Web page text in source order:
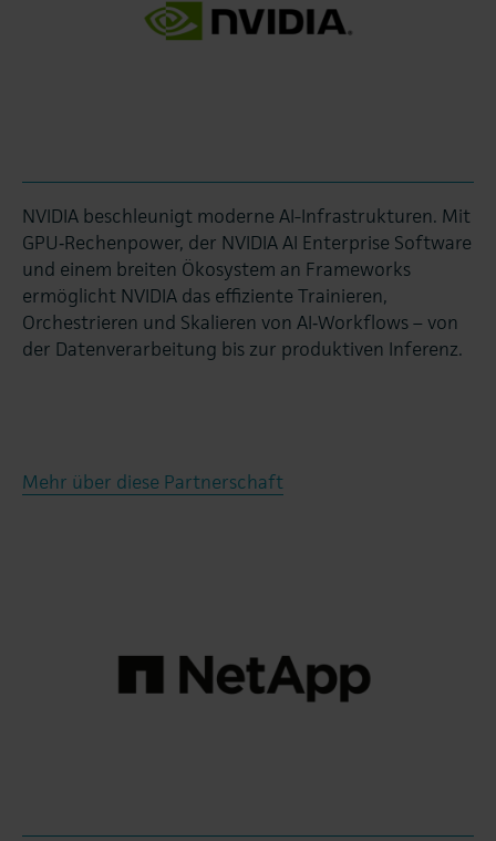
NVIDIA beschleunigt moderne AI-Infrastrukturen. Mit
GPU‑Rechenpower, der NVIDIA AI Enterprise Software
und einem breiten Ökosystem an Frameworks
ermöglicht NVIDIA das effiziente Trainieren,
Orchestrieren und Skalieren von AI‑Workflows – von
der Datenverarbeitung bis zur produktiven Inferenz.
Mehr über diese Partnerschaft